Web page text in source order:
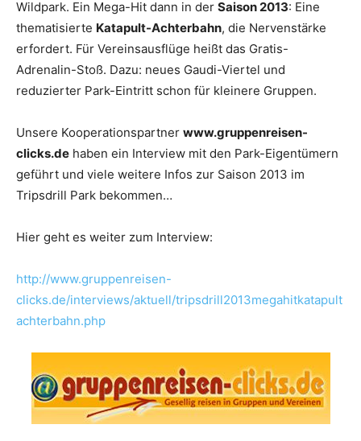
Wildpark. Ein Mega-Hit dann in der Saison 2013: Eine
thematisierte Katapult-Achterbahn, die Nervenstärke
erfordert. Für Vereinsausflüge heißt das Gratis-
Adrenalin-Stoß. Dazu: neues Gaudi-Viertel und
reduzierter Park-Eintritt schon für kleinere Gruppen.
Unsere Kooperationspartner www.gruppenreisen-
clicks.de haben ein Interview mit den Park-Eigentümern
geführt und viele weitere Infos zur Saison 2013 im
Tripsdrill Park bekommen…
Hier geht es weiter zum Interview:
http://www.gruppenreisen-
clicks.de/interviews/aktuell/tripsdrill2013megahitkatapult
achterbahn.php